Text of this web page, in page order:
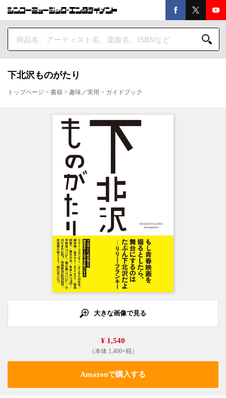
下北沢ものがたり
トップページ > 書籍 > 趣味／実用 > ガイドブック
大きな画像で見る
¥ 1,540
（本体 1,400+税）
Amazonで購入する